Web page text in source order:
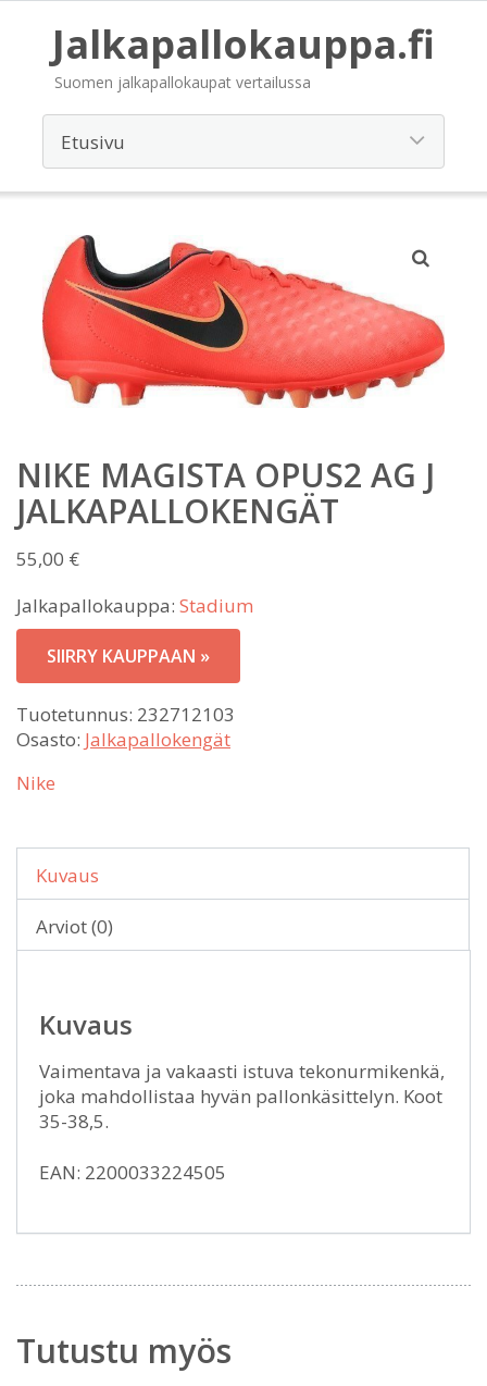
Jalkapallokauppa.fi
Suomen jalkapallokaupat vertailussa
NIKE MAGISTA OPUS2 AG J
JALKAPALLOKENGÄT
55,00 €
Jalkapallokauppa: Stadium
SIIRRY KAUPPAAN »
Tuotetunnus: 232712103
Osasto: Jalkapallokengät
Nike
Kuvaus
Arviot (0)
Kuvaus
Vaimentava ja vakaasti istuva tekonurmikenkä,
joka mahdollistaa hyvän pallonkäsittelyn. Koot
35-38,5.
EAN: 2200033224505
Tutustu myös